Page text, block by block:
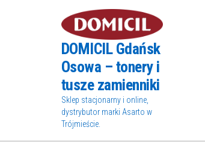
DOMICIL Gdańsk
Osowa – tonery i
tusze zamienniki
Sklep stacjonarny i online,
dystrybutor marki Asarto w
Trójmieście.